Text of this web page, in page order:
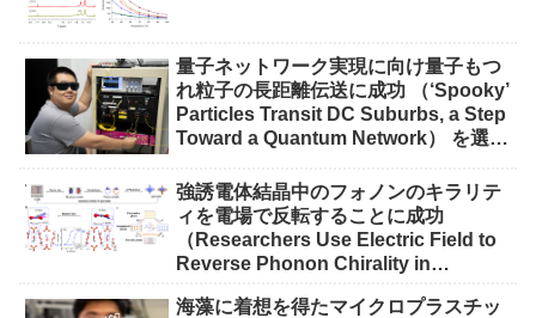
量子ネットワーク実現に向け量子もつ
れ粒子の長距離伝送に成功 （‘Spooky’
Particles Transit DC Suburbs, a Step
Toward a Quantum Network） を選択
れ粒子の長距離伝送に成功 （‘Spooky’
Particles Transit DC Suburbs, a Step
Toward a Quantum Network）
強誘電体結晶中のフォノンのキラリテ
ィを電場で反転することに成功
（Researchers Use Electric Field to
Reverse Phonon Chirality in
海藻に着想を得たマイクロプラスチッ